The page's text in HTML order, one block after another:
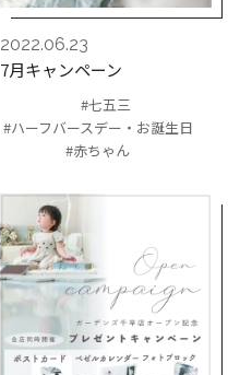
2022.06.23
7月キャンペーン
#七五三
#ハーフバースデー・お誕生日
#赤ちゃん